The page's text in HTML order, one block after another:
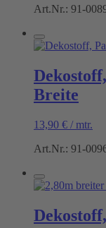
Art.Nr.: 91-
Breite
13,90 € / mtr.
Art.Nr.: 91-